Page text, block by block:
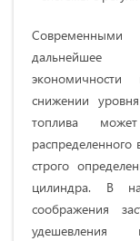
дальнейшее
снижении
топлива
строго
цилиндра. В
соображения
удешевления